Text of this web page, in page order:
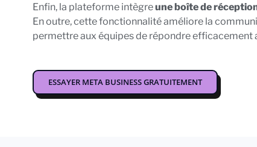
Enfin, la plateforme intègreune boîte de
En outre, cette fonctionnalité améliore la
permettre aux équipes de répondre
ESSAYER META BUSINESS GRATUITEMENT